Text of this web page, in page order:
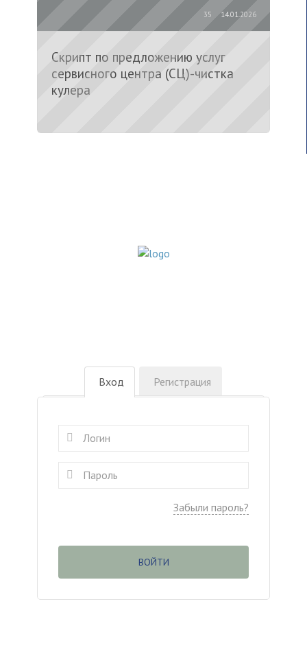
14.01.2026
35
Скрипт по предложению услуг
сервисного центра (СЦ)-чистка
кулера
Вход Регистрация
Забыли пароль?
ВОЙТИ